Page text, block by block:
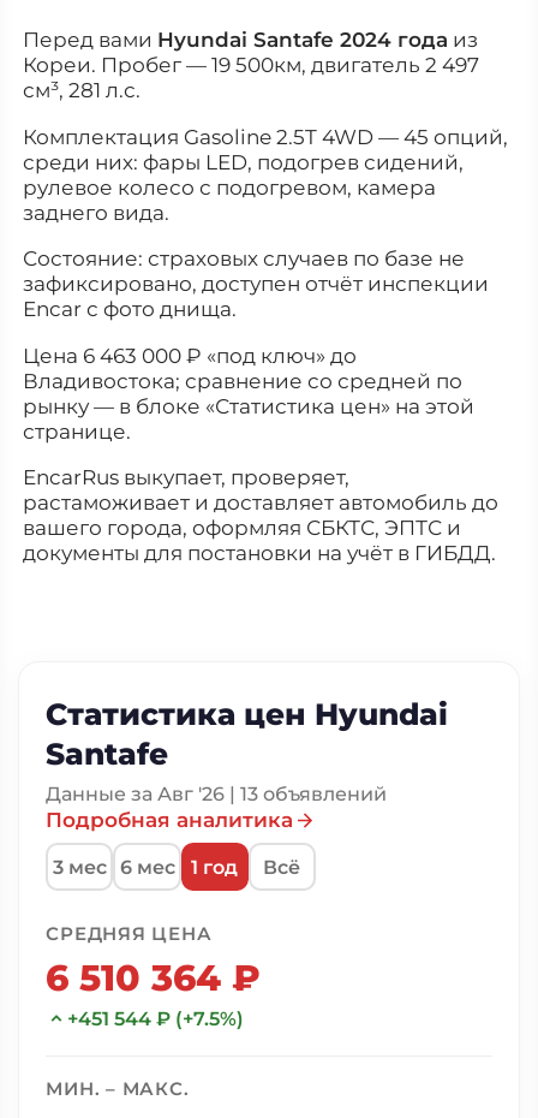
Перед вами Hyundai Santafe 2024 года из
Кореи. Пробег — 19 500км, двигатель 2 497
см³, 281 л.с.
Комплектация Gasoline 2.5T 4WD — 45 опций,
среди них: фары LED, подогрев сидений,
рулевое колесо с подогревом, камера
заднего вида.
Состояние: страховых случаев по базе не
зафиксировано, доступен отчёт инспекции
Encar с фото днища.
Цена 6 463 000 ₽ «под ключ» до
Владивостока; сравнение со средней по
рынку — в блоке «Статистика цен» на этой
странице.
EncarRus выкупает, проверяет,
растаможивает и доставляет автомобиль до
вашего города, оформляя СБКТС, ЭПТС и
документы для постановки на учёт в ГИБДД.
Статистика цен Hyundai
Santafe
Данные за Авг '26 | 13 объявлений
Подробная аналитика
3 мес 6 мес 1 год Всё
СРЕДНЯЯ ЦЕНА
6 510 364 ₽
+451 544 ₽ (+7.5%)
МИН. – МАКС.